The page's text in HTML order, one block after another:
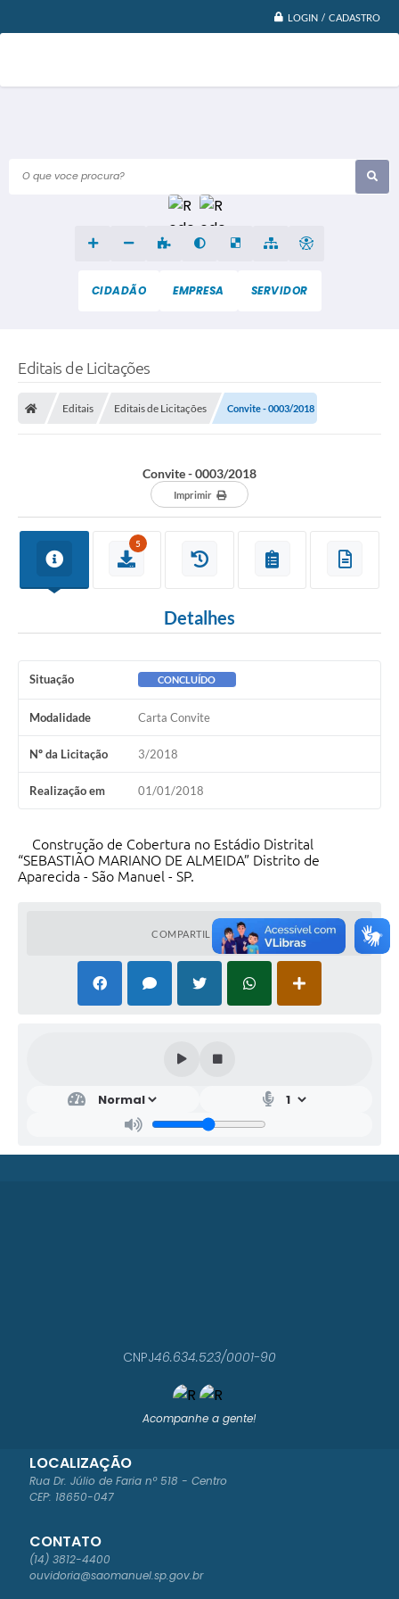
LOGIN / CADASTRO
O que voce procura?
CIDADÃO EMPRESA SERVIDOR
Editais de Licitações
Editais Editais de Licitações Convite - 0003/2018
Convite - 0003/2018
Imprimir
5
Detalhes
Situação CONCLUÍDO
Modalidade Carta Convite
Nº da Licitação 3/2018
Realização em 01/01/2018
Construção de Cobertura no Estádio Distrital
“SEBASTIÃO MARIANO DE ALMEIDA” Distrito de
Aparecida - São Manuel - SP.
COMPARTILHAR
Acompanhe a gente!
LOCALIZAÇÃO
Rua Dr. Júlio de Faria nº 518 - Centro
CEP: 18650-047
CONTATO
(14) 3812-4400
ouvidoria@saomanuel.sp.gov.br
CNPJ46.634.523/0001-90